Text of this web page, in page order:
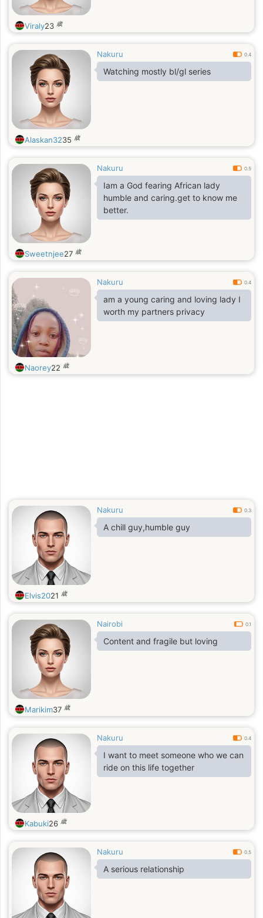
Viraly23 歳
Nakuru 0.4
Watching mostly bl/gl series
Alaskan3235 歳
Nakuru 0.5
Iam a God fearing African lady
humble and caring.get to know me
better.
Sweetnjee27 歳
Nakuru 0.4
am a young caring and loving lady I
worth my partners privacy
Naorey22 歳
Nakuru 0.3
A chill guy,humble guy
Elvis2021 歳
Nairobi 0.1
Content and fragile but loving
Marikim37 歳
Nakuru 0.4
I want to meet someone who we can
ride on this life together
Kabuki26 歳
Nakuru 0.5
A serious relationship